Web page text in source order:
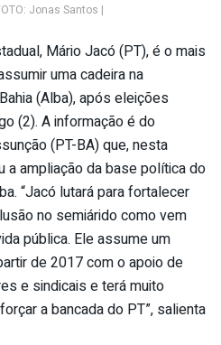
Jonas Santos |
Mário Jacó (PT), é o mais
uma cadeira na
(Alba), após eleições
(2). A informação é do
(PT-BA) que, nesta
a ampliação da base política do
“Jacó lutará para fortalecer
no semiárido como vem
pública. Ele assume um
de 2017 com o apoio de
e sindicais e terá muito
a bancada do PT”, salienta